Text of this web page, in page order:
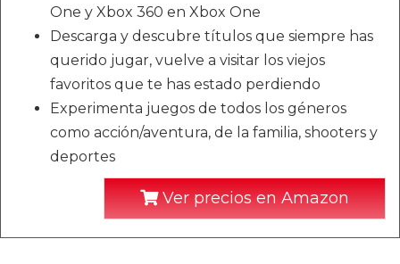
One y Xbox 360 en Xbox One
Descarga y descubre títulos que siempre has
querido jugar, vuelve a visitar los viejos
favoritos que te has estado perdiendo
Experimenta juegos de todos los géneros
como acción/aventura, de la familia, shooters y
deportes
Ver precios en Amazon